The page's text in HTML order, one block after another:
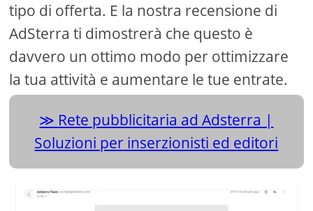
tipo di offerta. E la nostra recensione di
AdSterra ti dimostrerà che questo è
davvero un ottimo modo per ottimizzare
la tua attività e aumentare le tue entrate.
Rete pubblicitaria ad Adsterra |
Soluzioni per inserzionisti ed editori